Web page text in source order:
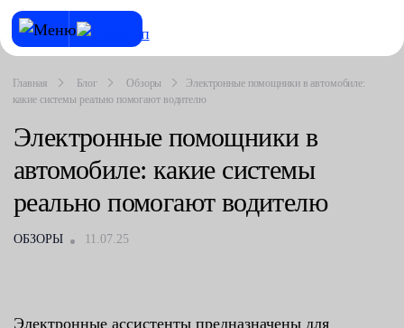
Главная Блог Обзоры
Электронные помощники в автомобиле:
какие системы реально помогают водителю
Электронные помощники в
автомобиле: какие системы
реально помогают водителю
ОБЗОРЫ 11.07.25
Электронные ассистенты предназначены для